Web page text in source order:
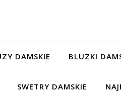
DAMSKIE BLUZKI
SWETRY DAMSKIE